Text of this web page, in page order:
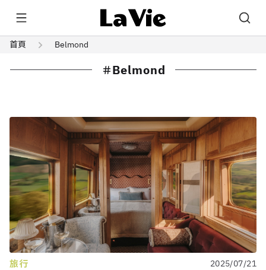
首頁 Belmond
Belmond
旅行 2025/07/21